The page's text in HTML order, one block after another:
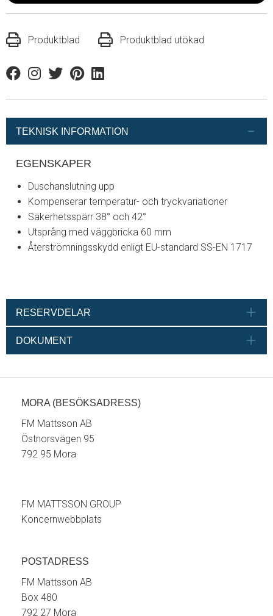
Produktblad Produktblad utökad
FacebookInstagram
TwitterPinterestLinkedin
TEKNISK INFORMATION
EGENSKAPER
Duschanslutning upp
Kompenserar temperatur- och tryckvariationer
Säkerhetsspärr 38° och 42°
Utsprång med väggbricka 60 mm
Återströmningsskydd enligt EU-standard SS-EN 1717
RESERVDELAR
DOKUMENT
MORA (BESÖKSADRESS)
FM Mattsson AB
Östnorsvägen 95
792 95 Mora
FM MATTSSON GROUP
Koncernwebbplats
POSTADRESS
FM Mattsson AB
Box 480
792 27 Mora